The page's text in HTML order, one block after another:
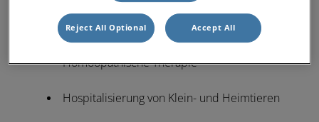
Hausapotheke
Homöopathische Therapie
Hospitalisierung von Klein- und Heimtieren
Reject All Optional Accept All